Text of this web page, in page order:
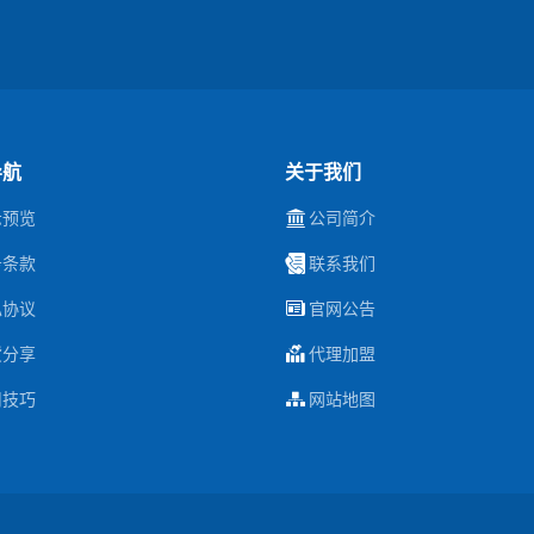
览
款
议
享
巧
关于我们
公司简介
联系我们
官网公告
代理加盟
网站地图